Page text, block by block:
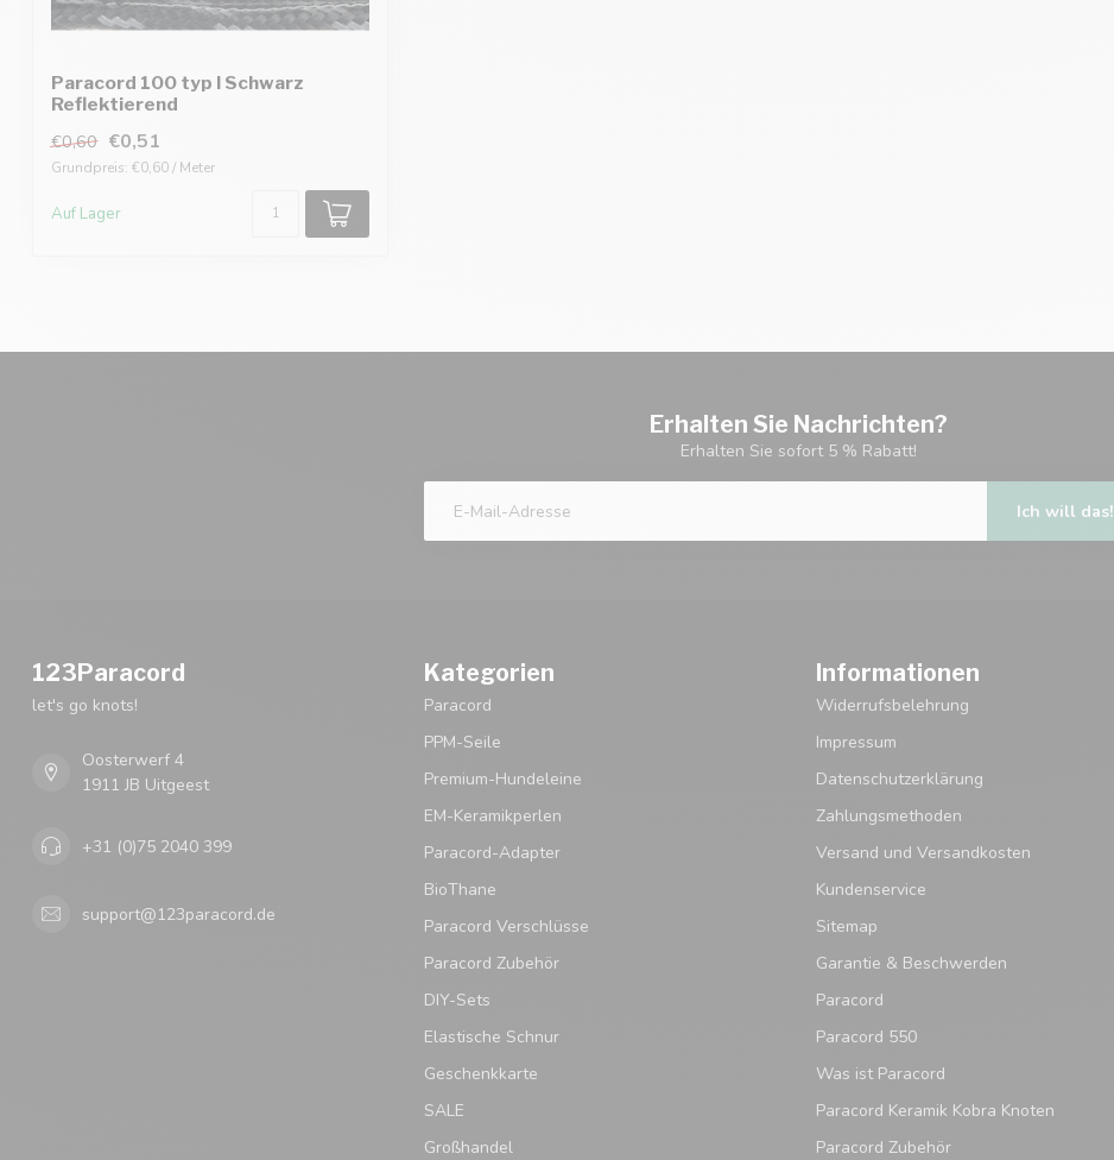
Paracord 100 typ I Schwarz
Reflektierend
€0,60 €0,51
Grundpreis: €0,60 / Meter
Auf Lager
Erhalten Sie Nachrichten?
Erhalten Sie sofort 5 % Rabatt!
Ich will das!
123Paracord
let's go knots!
Oosterwerf 4
1911 JB Uitgeest
+31 (0)75 2040 399
support@123paracord.de
Kategorien
Paracord
PPM-Seile
Premium-Hundeleine
EM-Keramikperlen
Paracord-Adapter
BioThane
Paracord Verschlüsse
Paracord Zubehör
DIY-Sets
Elastische Schnur
Geschenkkarte
SALE
Großhandel
Informationen
Widerrufsbelehrung
Impressum
Datenschutzerklärung
Zahlungsmethoden
Versand und Versandkosten
Kundenservice
Sitemap
Garantie & Beschwerden
Paracord
Paracord 550
Was ist Paracord
Paracord Keramik Kobra Knoten
Paracord Zubehör